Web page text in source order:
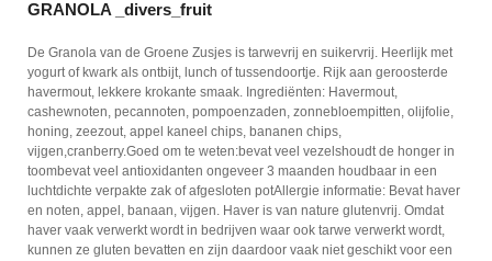
GRANOLA _divers_fruit
De Granola van de Groene Zusjes is tarwevrij en suikervrij. Heerlijk met
yogurt of kwark als ontbijt, lunch of tussendoortje. Rijk aan geroosterde
havermout, lekkere krokante smaak. Ingrediënten: Havermout,
cashewnoten, pecannoten, pompoenzaden, zonnebloempitten, olijfolie,
honing, zeezout, appel kaneel chips, bananen chips,
vijgen,cranberry.Goed om te weten:bevat veel vezelshoudt de honger in
toombevat veel antioxidanten ongeveer 3 maanden houdbaar in een
luchtdichte verpakte zak of afgesloten potAllergie informatie: Bevat haver
en noten, appel, banaan, vijgen. Haver is van nature glutenvrij. Omdat
haver vaak verwerkt wordt in bedrijven waar ook tarwe verwerkt wordt,
kunnen ze gluten bevatten en zijn daardoor vaak niet geschikt voor een